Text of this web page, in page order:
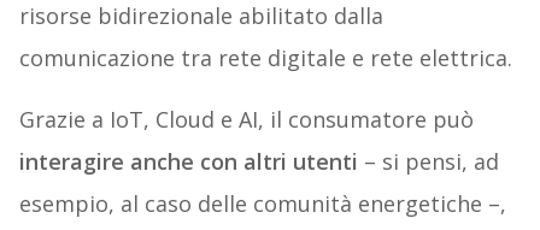
risorse bidirezionale abilitato dalla
comunicazione tra rete digitale e rete elettrica.
Grazie a IoT, Cloud e AI, il consumatore può
interagire anche con altri utenti – si pensi, ad
esempio, al caso delle comunità energetiche –,